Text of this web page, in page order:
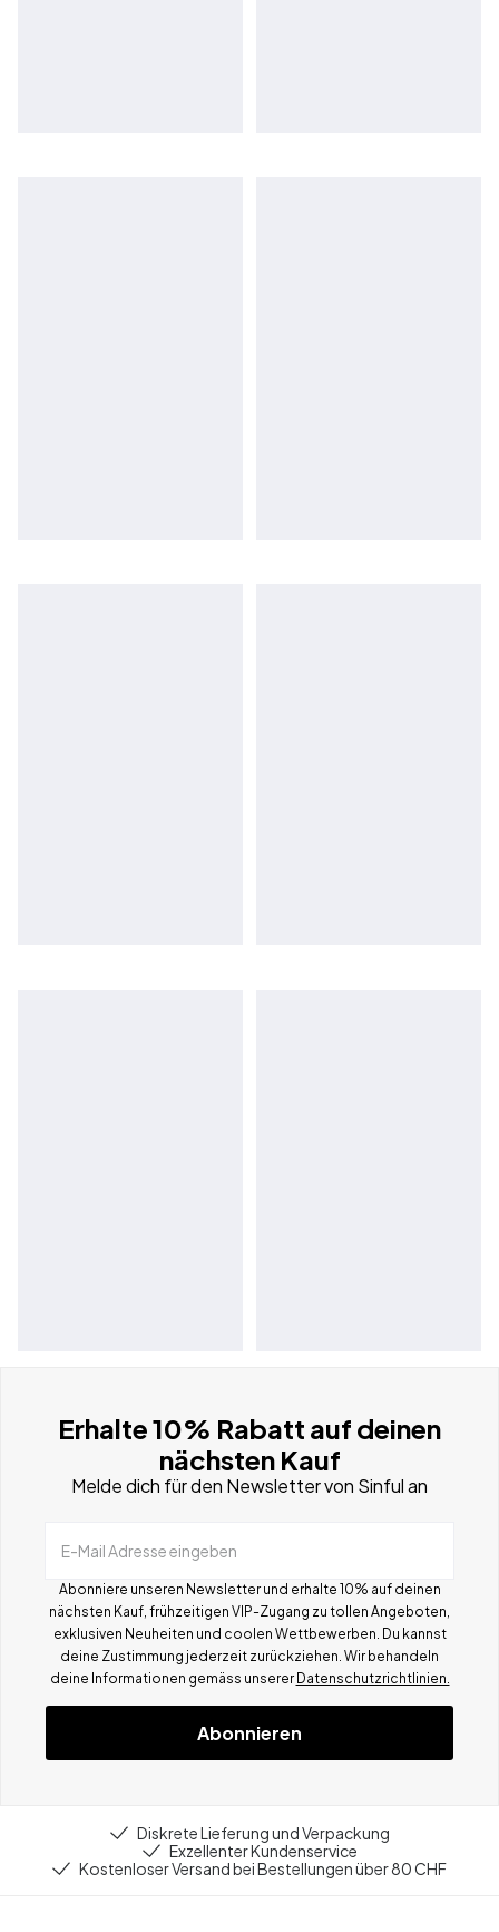
Erhalte 10% Rabatt auf deinen
nächsten Kauf
Melde dich für den Newsletter von Sinful an
E-Mail Adresse eingeben
Abonniere unseren Newsletter und erhalte 10% auf deinen
nächsten Kauf, frühzeitigen VIP-Zugang zu tollen Angeboten,
exklusiven Neuheiten und coolen Wettbewerben. Du kannst
deine Zustimmung jederzeit zurückziehen. Wir behandeln
deine Informationen gemäss unserer Datenschutzrichtlinien.
Abonnieren
Diskrete Lieferung und Verpackung
Exzellenter Kundenservice
Kostenloser Versand bei Bestellungen über 80 CHF